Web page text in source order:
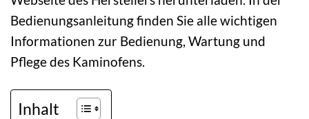
Bedienungsanleitung finden Sie alle wichtigen
Informationen zur Bedienung, Wartung und
Pflege des Kaminofens.
Inhalt